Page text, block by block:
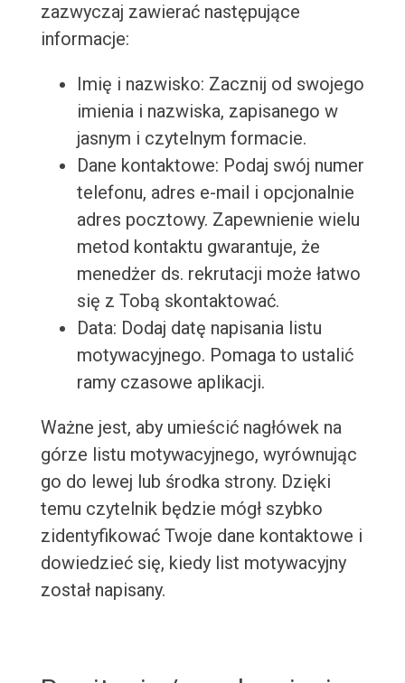
zazwyczaj zawierać następujące
informacje:
Imię i nazwisko: Zacznij od swojego
imienia i nazwiska, zapisanego w
jasnym i czytelnym formacie.
Dane kontaktowe: Podaj swój numer
telefonu, adres e-mail i opcjonalnie
adres pocztowy. Zapewnienie wielu
metod kontaktu gwarantuje, że
menedżer ds. rekrutacji może łatwo
się z Tobą skontaktować.
Data: Dodaj datę napisania listu
motywacyjnego. Pomaga to ustalić
ramy czasowe aplikacji.
Ważne jest, aby umieścić nagłówek na
górze listu motywacyjnego, wyrównując
go do lewej lub środka strony. Dzięki
temu czytelnik będzie mógł szybko
zidentyfikować Twoje dane kontaktowe i
dowiedzieć się, kiedy list motywacyjny
został napisany.